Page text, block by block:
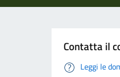
Contatta il
Leggi le